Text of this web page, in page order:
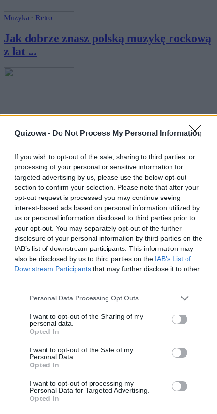
Quizowa - Do Not Process My Personal Information
If you wish to opt-out of the sale, sharing to third parties, or
processing of your personal or sensitive information for
targeted advertising by us, please use the below opt-out
section to confirm your selection. Please note that after your
opt-out request is processed you may continue seeing
interest-based ads based on personal information utilized by
us or personal information disclosed to third parties prior to
your opt-out. You may separately opt-out of the further
disclosure of your personal information by third parties on the
IAB’s list of downstream participants. This information may
also be disclosed by us to third parties on the IAB’s List of
Downstream Participants that may further disclose it to other
Personal Data Processing Opt Outs
I want to opt-out of the Sharing of my
personal data.
Opted In
I want to opt-out of the Sale of my
Personal Data.
Opted In
I want to opt-out of processing my
Personal Data for Targeted Advertising.
Opted In
Muzyka · Retro
Jak dobrze znasz polską muzykę rockową
z lat ...
jedno ...
Muzyka
20 przekrojowych pytań z muzyki - jak
sobie p...
·Retro
Czy rozpoznasz znane utwory z lat 80. i